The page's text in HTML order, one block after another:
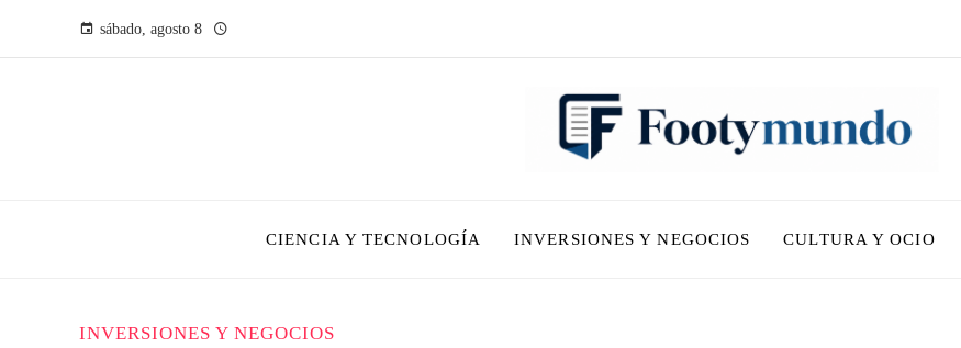
sábado, agosto 8
CIENCIA Y TECNOLOGÍA INVERSIONES Y NEGOCIOS CULTURA Y OCIO
INVERSIONES Y NEGOCIOS